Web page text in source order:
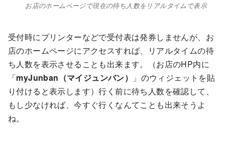
お店のホームページで現在の待ち人数をリアルタイムで表示
受付時にプリンターなどで受付表は発券しませんが、お
店のホームページにアクセスすれば、リアルタイムの待
ち人数を表示させることも出来ます。（お店のHP内に
「myJunban（マイジュンバン）
」のウィジェットを貼
り付けると表示します）行く前に待ち人数を確認して、
もし少なければ、今すぐ行くなんてことも出来そうよ
ね。